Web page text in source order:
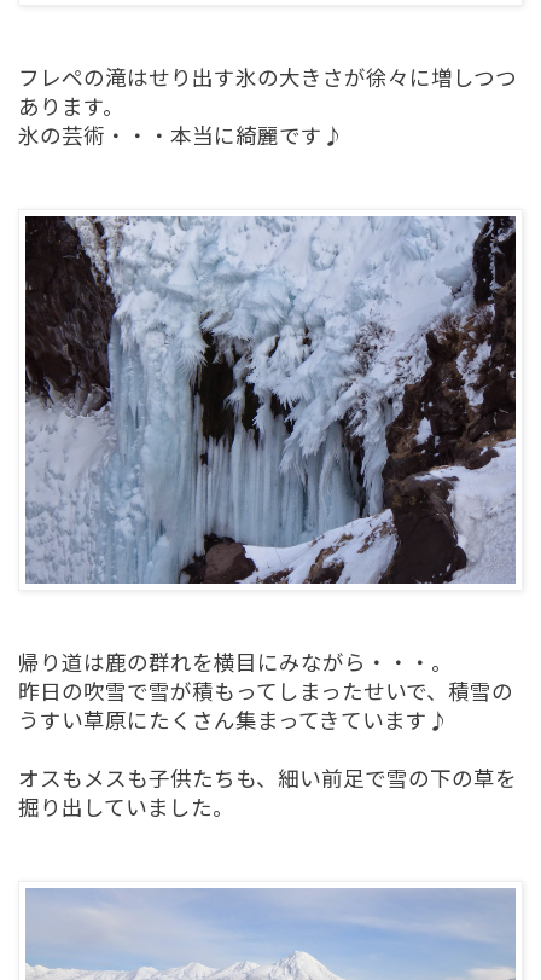
フレペの滝はせり出す氷の大きさが徐々に増しつつ
あります。
氷の芸術・・・本当に綺麗です♪
帰り道は鹿の群れを横目にみながら・・・。
昨日の吹雪で雪が積もってしまったせいで、積雪の
うすい草原にたくさん集まってきています♪
オスもメスも子供たちも、細い前足で雪の下の草を
掘り出していました。